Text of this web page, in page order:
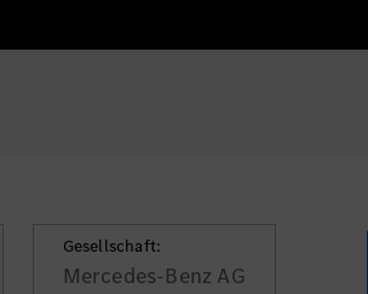
Gesellschaft:
Mercedes-Benz AG